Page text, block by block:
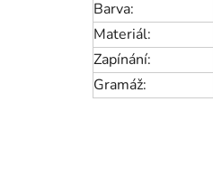
Barva:
Materiál:
Zapínání:
Gramáž: